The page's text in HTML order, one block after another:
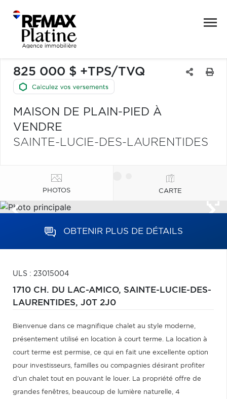
825 000 $ +TPS/TVQ
MAISON DE PLAIN-PIED À
VENDRE
SAINTE-LUCIE-DES-LAURENTIDES
PHOTOS CARTE
OBTENIR PLUS DE DÉTAILS
ULS : 23015004
1710 CH. DU LAC-AMICO, SAINTE-LUCIE-DES-
LAURENTIDES, J0T 2J0
Bienvenue dans ce magnifique chalet au style moderne,
présentement utilisé en location à court terme. La location à
court terme est permise, ce qui en fait une excellente option
pour investisseurs, familles ou compagnies désirant profiter
d'un chalet tout en pouvant le louer. La propriété offre de
grandes fenêtres, beaucoup de lumière naturelle, 4